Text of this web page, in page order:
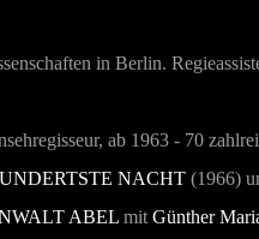
in Berlin.
ab 1963 - 70
NACHT (1966)
ABEL mit Günther